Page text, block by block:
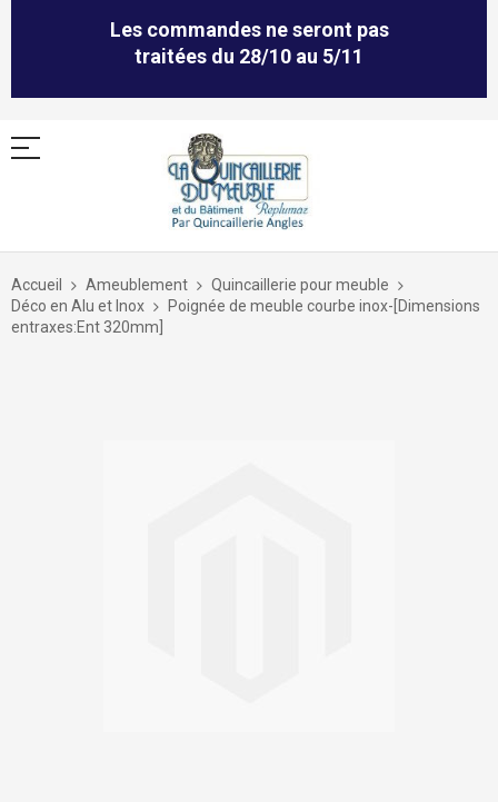
Les commandes ne seront pas
traitées du 28/10 au 5/11
Allez
contenu
Accueil Ameublement
Quincaillerie pour meuble
Déco en Alu et Inox
Poignée de meuble courbe inox-[Dimensions
entraxes:Ent 320mm]